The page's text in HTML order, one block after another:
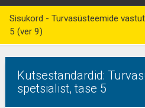
Kutsestandardid:
spetsialist, tase 5
Sisukord - Turvasüsteemide
5 (ver 9)